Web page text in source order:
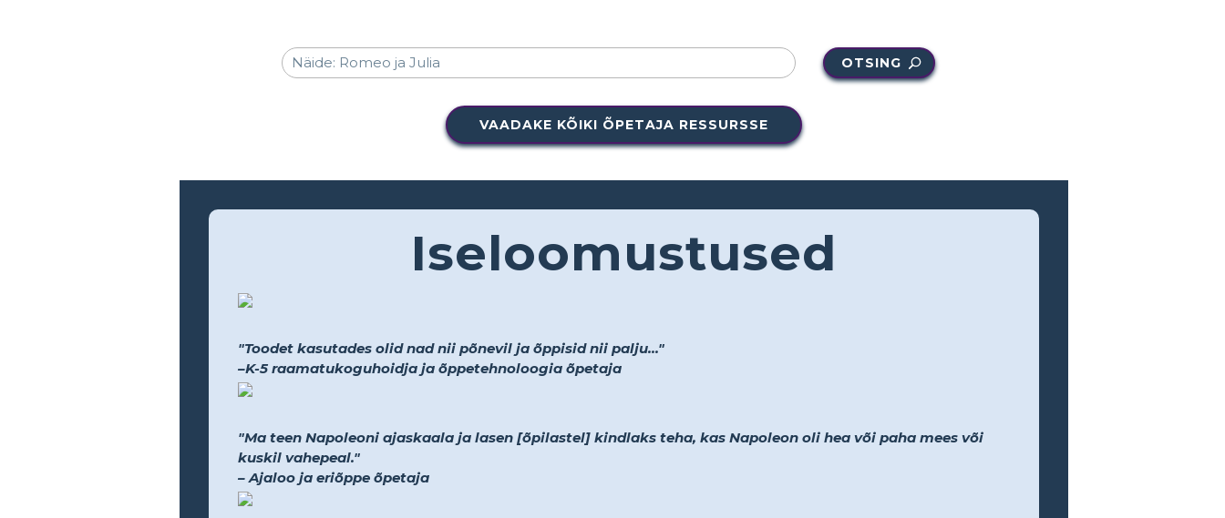
OTSING
VAADAKE KÕIKI ÕPETAJA RESSURSSE
Iseloomustused
"Toodet kasutades olid nad nii põnevil ja õppisid nii palju..."
–K-5 raamatukoguhoidja ja õppetehnoloogia õpetaja
"Ma teen Napoleoni ajaskaala ja lasen [õpilastel] kindlaks teha, kas Napoleon oli hea või paha mees või
kuskil vahepeal."
– Ajaloo ja eriõppe õpetaja